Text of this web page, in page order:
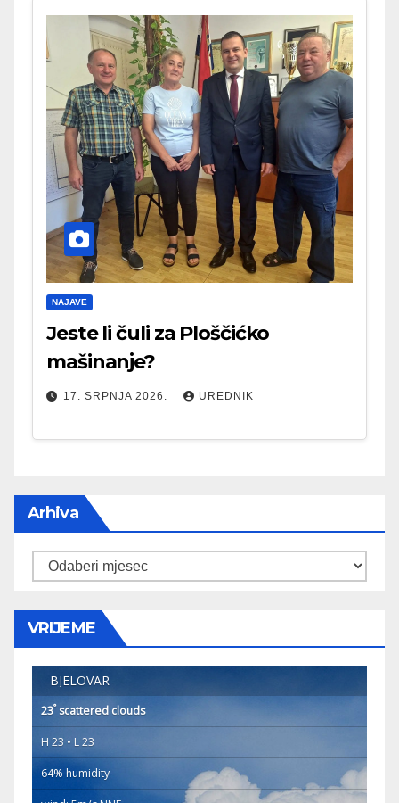
NAJAVE
Jeste li čuli za Ploščićko
mašinanje?
17. SRPNJA 2026. UREDNIK
Arhiva
Arhiva
VRIJEME
BJELOVAR
23°scattered clouds
H 23 • L 23
64% humidity